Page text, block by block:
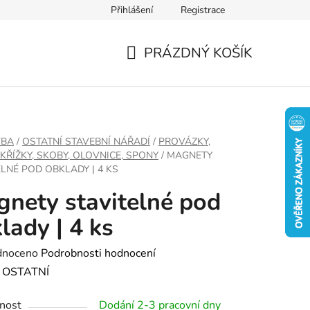
Přihlášení Registrace
PRÁZDNÝ KOŠÍK
/ OSTATNÍ STAVEBNÍ NÁŘADÍ / PROVÁZKY,
SKOBY, OLOVNICE, SPONY / MAGNETY
POD OBKLADY | 4 KS
stavitelné pod
| 4 ks
Podrobnosti hodnocení
OSTATNÍ
Dodání 2-3 pracovní dny